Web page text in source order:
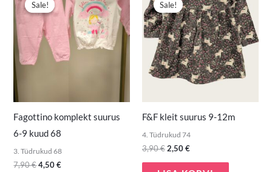
Sale!
Sale!
Fagottino komplekt suurus
6-9 kuud 68
3. Tüdrukud 68
7,90€
oli:
7,90 €.
4,50€
on:
4,50 €.
Sale!
Sale!
F&F kleit suurus 9-12m
4. Tüdrukud 74
3,90€
oli:
3,90 €.
2,50€
on:
2,50 €.